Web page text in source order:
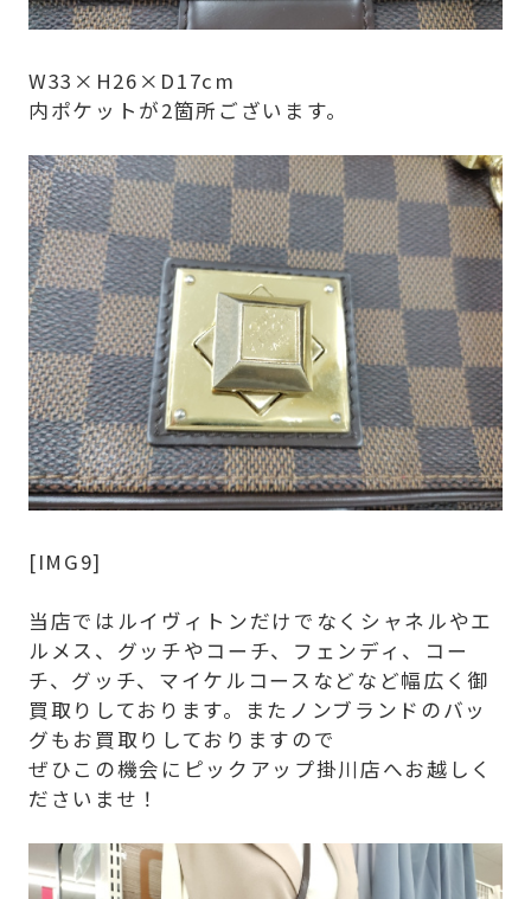
W33×H26×D17cm
内ポケットが2箇所ございます。
[IMG9]
当店ではルイヴィトンだけでなくシャネルやエ
ルメス、グッチやコーチ、フェンディ、コー
チ、グッチ、マイケルコースなどなど幅広く御
買取りしております。またノンブランドのバッ
グもお買取りしておりますので
ぜひこの機会にピックアップ掛川店へお越しく
ださいませ！